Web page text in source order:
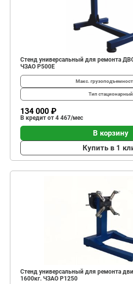
Стенд универсальный для ремонта
ЧЗАО Р500Е
Макс.
Тип стационарный
134 000 ₽
В кредит от 4 467/мес
В корзину
Купить в 1
Стенд универсальный для ремонта
1600кг. ЧЗАО Р1250